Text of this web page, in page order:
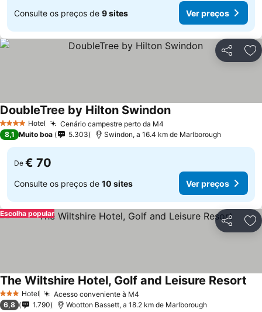
Consulte os preços de 9 sites Ver preços
Partilhar
4 EstrelasHotel Cenário campestre perto da M4
DoubleTree by Hilton SwindonVer preços
8,1 Muito boa 5.303 Swindon, a 16.4 km de Marlborough
De € 70
Consulte os preços de 10 sites Ver preços
Partilhar
Escolha popular
3 EstrelasHotel Acesso conveniente à M4
The Wiltshire Hotel, Golf and Leisure Resort
6,8 1.790 Wootton Bassett, a 18.2 km de Marlborough